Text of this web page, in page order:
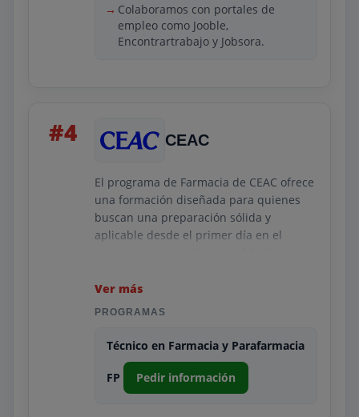
y su orientación profesional convierten a
este programa en una opción sólida para
quienes buscan estabilidad laboral.
Colaboramos con portales de
empleo como Jooble,
Encontrartrabajo y Jobsora.
#4 CEAC
El programa de Farmacia de CEAC ofrece
una formación diseñada para quienes
buscan una preparación sólida y
aplicable desde el primer día en el
recursos digitales interactivos y una
orientación práctica centrada en los
farmacia y de un laboratorio. Los
alumnos se benefician de materiales
claros, simulaciones y acompañamiento
pedagógico constante para avanzar con
Ver más
PROGRAMAS
Técnico en Farmacia y Parafarmacia
FP Pedir información